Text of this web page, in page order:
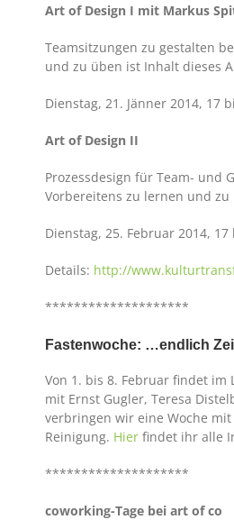
Art of Design I mit Markus
Teamsitzungen zu gestalten
und zu üben ist Inhalt dieses
Dienstag, 21. Jänner 2014, 17
Art of Design II
Prozessdesign für Team- und
Vorbereitens zu lernen und
Dienstag, 25. Februar 2014,
Details: http://
********************
Fastenwoche: …endlich
Von 1. bis 8. Februar findet
mit Ernst Gugler, Teresa
verbringen wir eine Woche
Reinigung. Hier findet ihr alle
********************
coworking-Tage bei art of co